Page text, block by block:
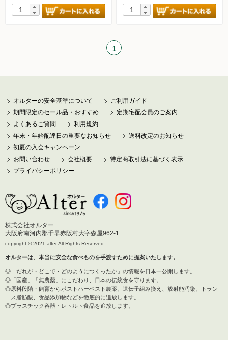
1
オルターの安全基準について
ご利用ガイド
期間限定のセール品・おすすめ
定期宅配会員のご案内
よくあるご質問
利用規約
年末・年始配達日の重要なお知らせ
送料改定のお知らせ
初夏の入会キャンペーン
お問い合わせ
会社概要
特定商取引法に基づく表示
プライバシーポリシー
株式会社オルター
大阪府南河内郡千早赤阪村大字森屋962-1
copyright © 2021 alter All Rights Reserved.
オルターは、本当に安全な食べものを手渡すために提案いたします。
「だれが・どこで・どのようにつくったか」の情報を日本一公開します。
「国産」「無農薬」にこだわり、日本の伝統食を守ります。
原料段階・飼育からポストハーベスト農薬、遺伝子組み換え、放射能汚染、トラン
ス脂肪酸、 食品添加物などを徹底的に追放します。
プラスチック容器・レトルト食品を追放します。